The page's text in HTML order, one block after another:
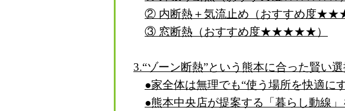
② 内断熱＋気流止め（おすすめ度
③ 窓断熱（おすすめ度★★★★★）
3.“ゾーン断熱”という熊本に合った賢い選
●家全体は無理でも“使う場所を快適に
●熊本中央店が提案する「暮らし動線